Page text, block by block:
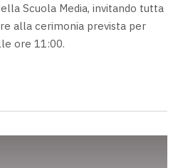
Scuola Media, invitando tutta
alla cerimonia prevista per
ore 11:00.